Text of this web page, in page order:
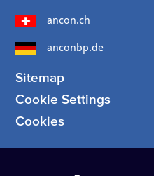
ancon.ch
anconbp.de
Sitemap
Cookie Settings
Cookies